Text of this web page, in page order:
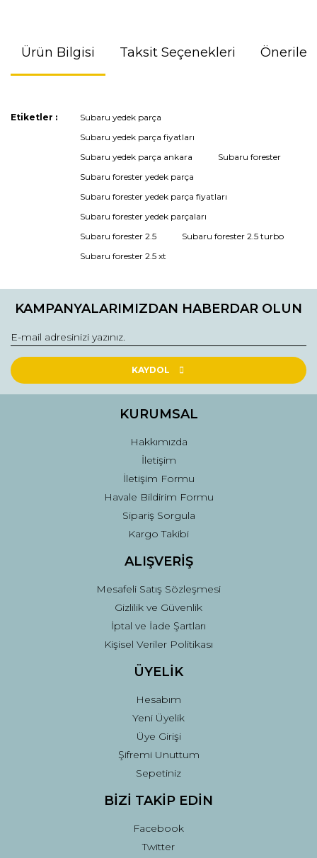
Ürün Bilgisi Taksit Seçenekleri
Bu ürünün fiyat bilgisi, resim, ürün açıklamalarında ve diğer
kullanarak tarafımıza iletebilirsiniz.
Görüş ve önerileriniz için teşekkür ederiz.
Etiketler :
Subaru yedek parça
Subaru yedek parça fiyatları
Subaru yedek parça ankara
Subaru forester
Subaru forester yedek parça
Subaru forester yedek parça fiyatları
Subaru forester yedek parçaları
Subaru forester 2.5
Subaru forester 2.5 turbo
Subaru forester 2.5 xt
KAMPANYALARIMIZDAN HABERDAR OLUN
KAYDOL
KURUMSAL
Hakkımızda
İletişim
İletişim Formu
Havale Bildirim Formu
Sipariş Sorgula
Kargo Takibi
ALIŞVERİŞ
Mesafeli Satış Sözleşmesi
Gizlilik ve Güvenlik
İptal ve İade Şartları
Kişisel Veriler Politikası
ÜYELİK
Hesabım
Yeni Üyelik
Üye Girişi
Şifremi Unuttum
Sepetiniz
BİZİ TAKİP EDİN
Facebook
Twitter